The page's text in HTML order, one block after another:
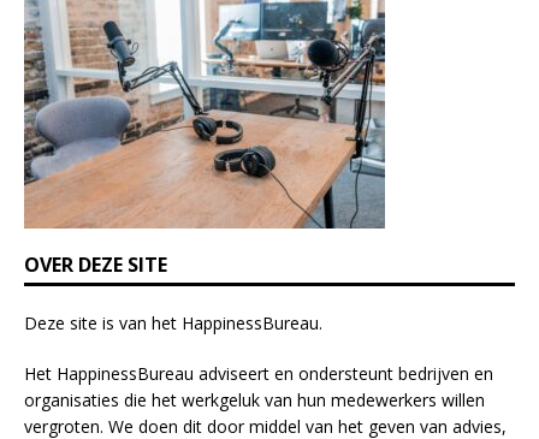
f
i
e
l
d
b
l
a
n
k
.
OVER DEZE SITE
Deze site is van het HappinessBureau.
Het HappinessBureau adviseert en ondersteunt bedrijven en
organisaties die het werkgeluk van hun medewerkers willen
vergroten. We doen dit door middel van het geven van advies,